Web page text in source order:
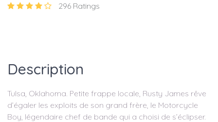
296 Ratings
Description
Tulsa, Oklahoma. Petite frappe locale, Rusty James rêve
d’égaler les exploits de son grand frère, le Motorcycle
Boy, légendaire chef de bande qui a choisi de s’éclipser.